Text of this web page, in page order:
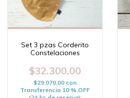
Set 3 pzas Corderito
Constelaciones
$32.300,00
$29.070,00 con
Transferencia 10 % OFF